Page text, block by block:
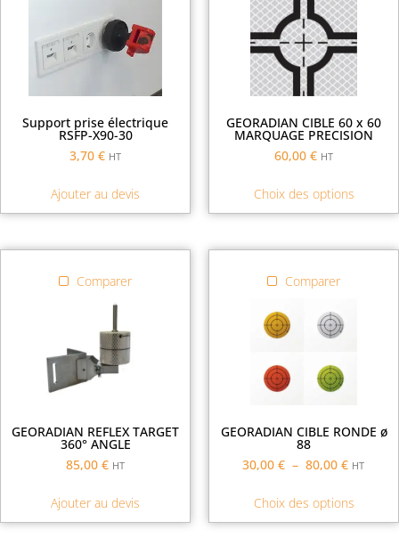
Support prise électrique
RSFP-X90-30
3,70 € HT
Ajouter au devis
GEORADIAN CIBLE 60 x 60
MARQUAGE PRECISION
60,00 € HT
Choix des options
Comparer
GEORADIAN REFLEX TARGET
360° ANGLE
85,00 € HT
Ajouter au devis
Comparer
GEORADIAN CIBLE RONDE ø
88
30,00€ – 80,00€ HT
Choix des options